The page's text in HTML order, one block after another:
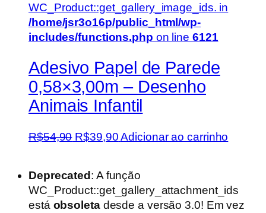
WC_Product::get_gallery_image_ids. in
/home/jsr3o16p/public_html/wp-
includes/functions.php on line 6121
Adesivo Papel de Parede
0,58×3,00m – Desenho
Animais Infantil
R$54,90 O
era:
R$54,90.
R$39,90O
é:
R$39,90.
Adicionar ao carrinho
Deprecated : A função
WC_Product::get_gallery_attachment_ids
está obsoletadesde a versão 3.0! Em vez